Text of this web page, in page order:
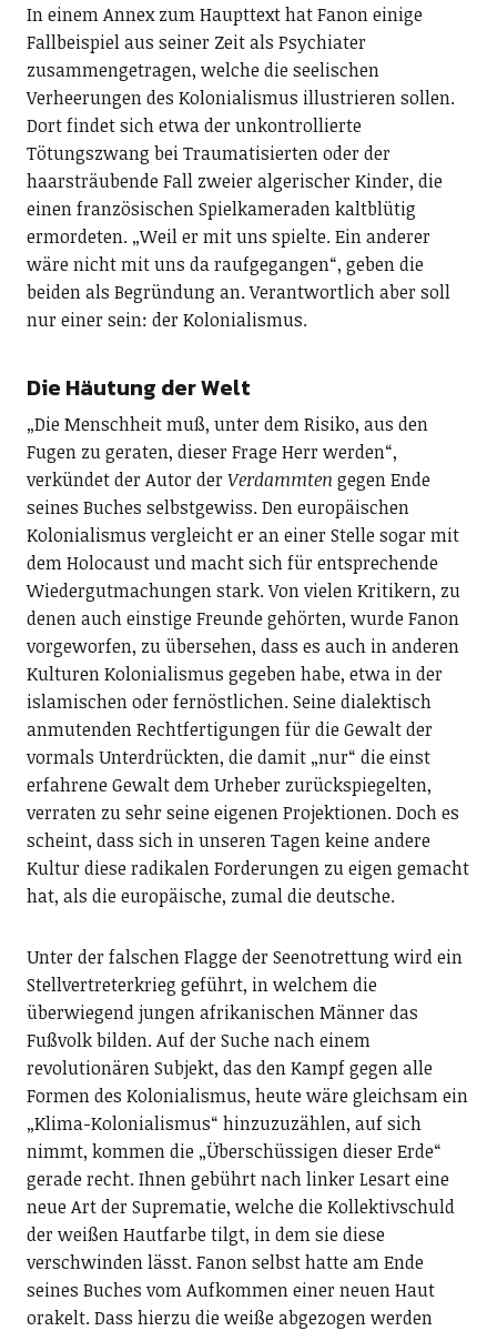
In einem Annex zum Haupttext hat Fanon einige
Fallbeispiel aus seiner Zeit als Psychiater
zusammengetragen, welche die seelischen
Verheerungen des Kolonialismus illustrieren sollen.
Dort findet sich etwa der unkontrollierte
Tötungszwang bei Traumatisierten oder der
haarsträubende Fall zweier algerischer Kinder, die
einen französischen Spielkameraden kaltblütig
ermordeten. „Weil er mit uns spielte. Ein anderer
wäre nicht mit uns da raufgegangen“, geben die
beiden als Begründung an. Verantwortlich aber soll
nur einer sein: der Kolonialismus.
Die Häutung der Welt
„Die Menschheit muß, unter dem Risiko, aus den
Fugen zu geraten, dieser Frage Herr werden“,
verkündet der Autor derVerdammten gegen Ende
seines Buches selbstgewiss. Den europäischen
Kolonialismus vergleicht er an einer Stelle sogar mit
dem Holocaust und macht sich für entsprechende
Wiedergutmachungen stark. Von vielen Kritikern, zu
denen auch einstige Freunde gehörten, wurde Fanon
vorgeworfen, zu übersehen, dass es auch in anderen
Kulturen Kolonialismus gegeben habe, etwa in der
islamischen oder fernöstlichen. Seine dialektisch
anmutenden Rechtfertigungen für die Gewalt der
vormals Unterdrückten, die damit „nur“ die einst
erfahrene Gewalt dem Urheber zurückspiegelten,
verraten zu sehr seine eigenen Projektionen. Doch es
scheint, dass sich in unseren Tagen keine andere
Kultur diese radikalen Forderungen zu eigen gemacht
hat, als die europäische, zumal die deutsche.
Unter der falschen Flagge der Seenotrettung wird ein
Stellvertreterkrieg geführt, in welchem die
überwiegend jungen afrikanischen Männer das
Fußvolk bilden. Auf der Suche nach einem
revolutionären Subjekt, das den Kampf gegen alle
Formen des Kolonialismus, heute wäre gleichsam ein
„Klima-Kolonialismus“ hinzuzuzählen, auf sich
nimmt, kommen die „Überschüssigen dieser Erde“
gerade recht. Ihnen gebührt nach linker Lesart eine
neue Art der Suprematie, welche die Kollektivschuld
der weißen Hautfarbe tilgt, in dem sie diese
verschwinden lässt. Fanon selbst hatte am Ende
seines Buches vom Aufkommen einer neuen Haut
orakelt. Dass hierzu die weiße abgezogen werden